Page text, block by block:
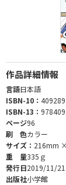
作品詳細情報
言語日本語
ISBN-10：
ISBN-13：
ページ96
刷 色カラー
サイズ： 216mm
重 量335ｇ
発行日2019/11/21
出版社小学館